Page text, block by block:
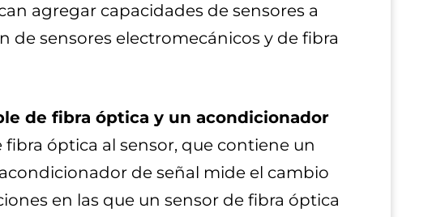
agregar capacidades de sensores a
de sensores electromecánicos y de fibra
de fibra óptica y un acondicionador
óptica al sensor, que contiene un
de señal mide el cambio
en las que un sensor de fibra óptica